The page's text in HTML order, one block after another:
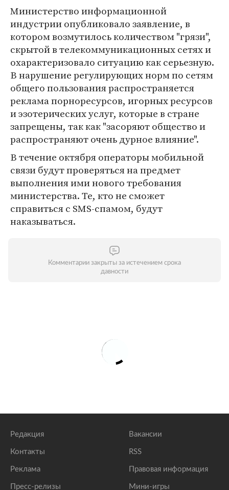
Министерство информационной
индустрии опубликовало заявление, в
котором возмутилось количеством "грязи",
скрытой в телекоммуникационных сетях и
охарактеризовало ситуацию как серьезную.
В нарушение регулирующих норм по сетям
общего пользования распространяется
реклама порноресурсов, игорных ресурсов
и эзотерических услуг, которые в стране
запрещены, так как "засоряют общество и
распространяют очень дурное влияние".
В течение октября операторы мобильной
связи будут проверяться на предмет
выполнения ими нового требования
министерства. Те, кто не сможет
справиться с SMS-спамом, будут
наказываться.
Комментарии закрыты за истечением срока
давности
Редакция
Контакты
Реклама
Пресс-релизы
Вакансии
RSS
Правовая информация
Мини-игры